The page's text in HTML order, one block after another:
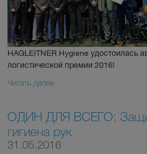
HAGLEITNER Hygiene удостоилась
логистической премии 2016!
Читать далее
ОДИН ДЛЯ ВСЕГО:
гигиена рук
31.05.2016